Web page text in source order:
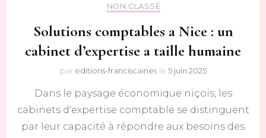
NON CLASSÉ
Solutions comptables a Nice : un
cabinet d’expertise a taille humaine
par editions-franciscaines le 5 juin 2025
Dans le paysage économique niçois, les
cabinets d'expertise comptable se distinguent
par leur capacité à répondre aux besoins des